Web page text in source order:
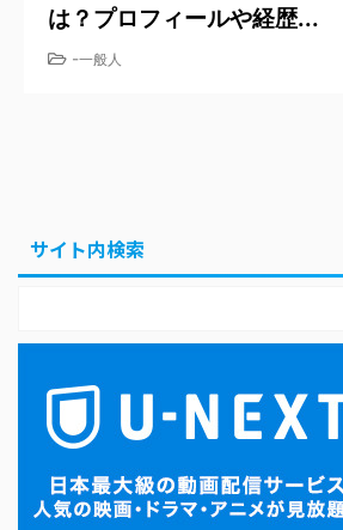
は？プロフィールや経歴...
-一般人
サイト内検索